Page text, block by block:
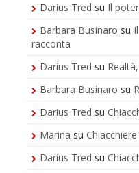
Darius Tred su Il
Barbara Businaro su
racconta
Darius Tred su
Barbara Businaro su
Darius Tred su
Marina su
Darius Tred su